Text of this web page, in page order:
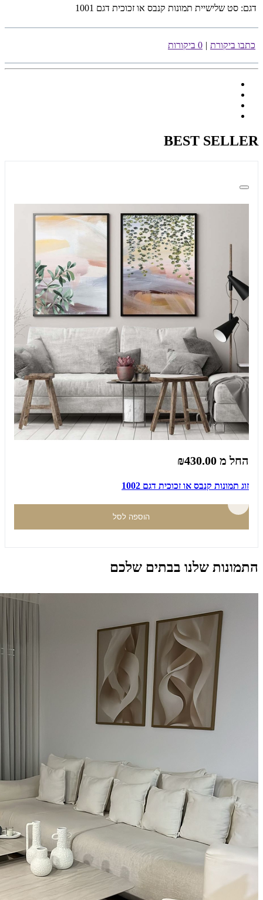
דגם: סט שלישיית תמונות קנבס או זכוכית דגם 1001
כתבו ביקורת | 0 ביקורות
BEST SELLER
החל מ ₪430.00
זוג תמונות קנבס או זכוכית דגם 1002
הוספה לסל
התמונות שלנו בבתים שלכם